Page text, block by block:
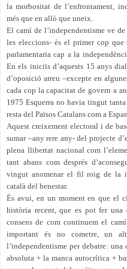
la morbositat de l’enfrontament,
més que en allò que uneix.
El camí de l’independentisme ve
les eleccions- és el primer cop
parlamentaria cap a la
En els iniciïs d’aquests 15 anys
d’oposició arreu –excepte en
cada cop la capacitat de govern a
1975 Esquerra no havia tingut
resta del Països Catalans com a
Aquest creixement electoral i de
sumar –any rere any- del projecte
plena llibertat nacional com
tant abans com després
vingut anomenar el fil roig de la
català del benestar.
És avui, en un moment en que el
història recent, que es pot fer
consens de com continuem el
important és no cometre, un
l’independentisme per debatre:
absoluta + la manca autocrítica +